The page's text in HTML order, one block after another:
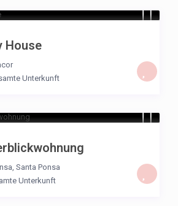
Palma
View more
House
Unterkunft
, Santa Ponsa
Unterkunft